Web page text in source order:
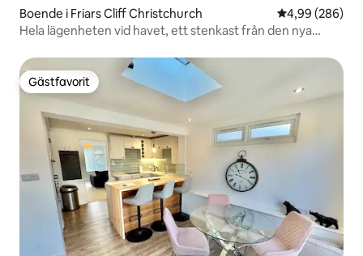
Boende i Friars Cliff Christchurch 4,99 av 5 i
4,99 (286)
Hela lägenheten vid havet, ett stenkast från den nya
Gästfavorit
Gästfavorit